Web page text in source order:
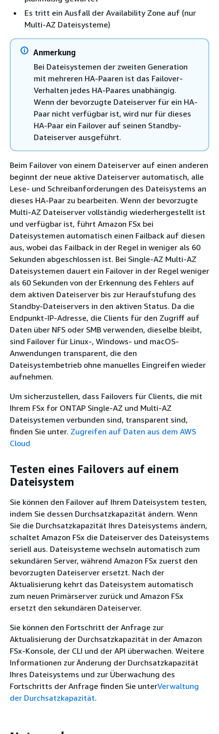
Es tritt ein Ausfall der Availability Zone auf (nur
Multi-AZ Dateisysteme)
Anmerkung
Bei Dateisystemen der zweiten Generation
mit mehreren HA-Paaren ist das Failover-
Verhalten jedes HA-Paares unabhängig.
Wenn der bevorzugte Dateiserver für ein HA-
Paar nicht verfügbar ist, wird nur für dieses
HA-Paar ein Failover auf seinen Standby-
Dateiserver ausgeführt.
Beim Failover von einem Dateiserver auf einen anderen
beginnt der neue aktive Dateiserver automatisch, alle
Lese- und Schreibanforderungen des Dateisystems an
dieses HA-Paar zu bearbeiten. Wenn der bevorzugte
Multi-AZ Dateiserver vollständig wiederhergestellt ist
und verfügbar ist, führt Amazon FSx bei
Dateisystemen automatisch einen Failback auf diesen
aus, wobei das Failback in der Regel in weniger als 60
Sekunden abgeschlossen ist. Bei Single-AZ Multi-AZ
Dateisystemen dauert ein Failover in der Regel weniger
als 60 Sekunden von der Erkennung des Fehlers auf
dem aktiven Dateiserver bis zur Heraufstufung des
Standby-Dateiservers in den aktiven Status. Da die
Endpunkt-IP-Adresse, die Clients für den Zugriff auf
Daten über NFS oder SMB verwenden, dieselbe bleibt,
sind Failover für Linux-, Windows- und macOS-
Anwendungen transparent, die den
Dateisystembetrieb ohne manuelles Eingreifen wieder
aufnehmen.
Um sicherzustellen, dass Failovers für Clients, die mit
Ihrem FSx for ONTAP Single-AZ und Multi-AZ
Dateisystemen verbunden sind, transparent sind,
finden Sie unter. Zugreifen auf Daten aus dem AWS
Cloud
Testen eines Failovers auf einem
Dateisystem
Sie können den Failover auf Ihrem Dateisystem testen,
indem Sie dessen Durchsatzkapazität ändern. Wenn
Sie die Durchsatzkapazität Ihres Dateisystems ändern,
schaltet Amazon FSx die Dateiserver des Dateisystems
seriell aus. Dateisysteme wechseln automatisch zum
sekundären Server, während Amazon FSx zuerst den
bevorzugten Dateiserver ersetzt. Nach der
Aktualisierung kehrt das Dateisystem automatisch
zum neuen Primärserver zurück und Amazon FSx
ersetzt den sekundären Dateiserver.
Sie können den Fortschritt der Anfrage zur
Aktualisierung der Durchsatzkapazität in der Amazon
FSx-Konsole, der CLI und der API überwachen. Weitere
Informationen zur Änderung der Durchsatzkapazität
Ihres Dateisystems und zur Überwachung des
Fortschritts der Anfrage finden Sie unterVerwaltung
der Durchsatzkapazität.